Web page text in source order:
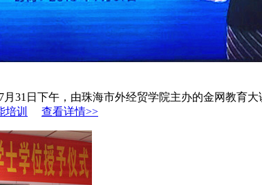
月31日下午，由珠海市外经贸学院主办的金网教
培训 查看详情>>